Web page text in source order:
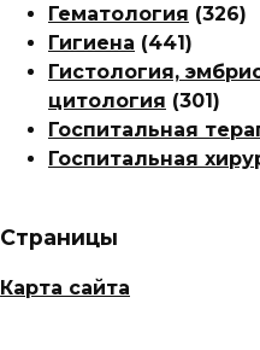
Гематология (326)
Гигиена (441)
Гистология,
цитология (301)
Госпитальная
Госпитальная
Страницы
Карта сайта